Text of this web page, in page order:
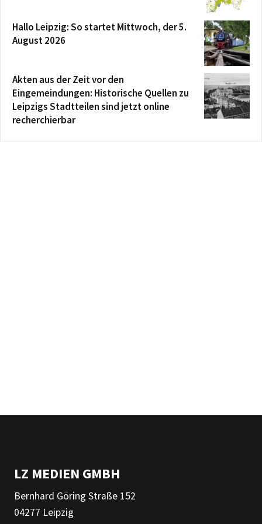
Hallo Leipzig: So startet Mittwoch, der 5.
August 2026
Akten aus der Zeit vor den
Eingemeindungen: Historische Quellen zu
Leipzigs Stadtteilen sind jetzt online
recherchierbar
LZ MEDIEN GMBH
Bernhard Göring Straße 152
04277 Leipzig